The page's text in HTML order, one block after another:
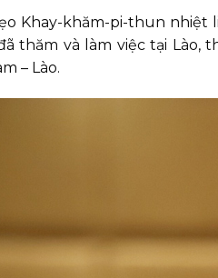
Khay-khăm-pi-thun
thăm và làm việc tại Lào,
– Lào.